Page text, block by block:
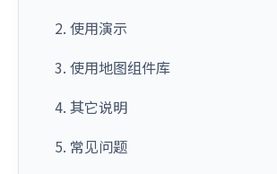
2. 使用演示
3. 使用地图组件库
4. 其它说明
5. 常见问题